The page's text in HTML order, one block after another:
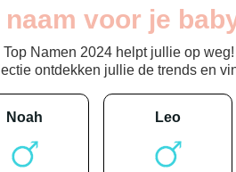
voor je
Namen 2024 helpt jullie op
ontdekken jullie de trends en
noah leo